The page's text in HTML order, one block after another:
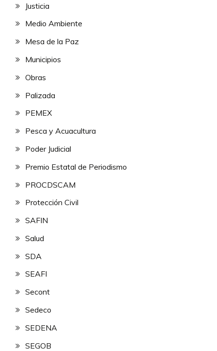
Justicia
Medio Ambiente
Mesa de la Paz
Municipios
Obras
Palizada
PEMEX
Pesca y Acuacultura
Poder Judicial
Premio Estatal de Periodismo
PROCDSCAM
Protección Civil
SAFIN
Salud
SDA
SEAFI
Secont
Sedeco
SEDENA
SEGOB